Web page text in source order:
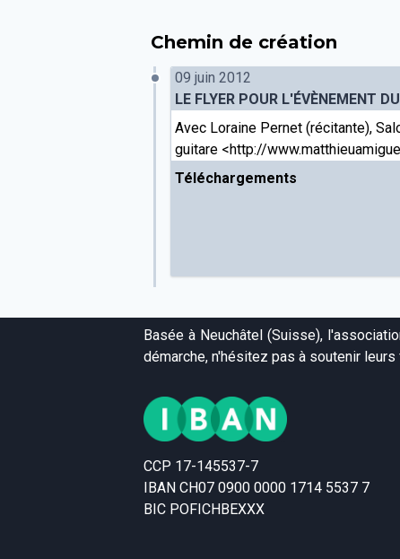
Chemin de création
09 juin 2012
LE FLYER POUR L'ÉVÈNEMENT
Avec Loraine Pernet (récitante),
guitare <http://
Téléchargements
Basée à Neuchâtel (Suisse),
démarche, n'hésitez pas à soutenir
CCP 17-145537-7
IBAN CH07 0900 0000 1714 5537 7
BIC POFICHBEXXX